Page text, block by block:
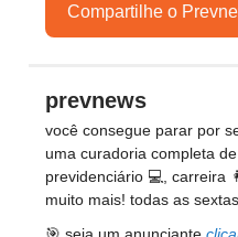
Compartilhe o
prevnews
você consegue parar por
uma curadoria completa
previdenciário 💻, carreira
muito mais! todas as